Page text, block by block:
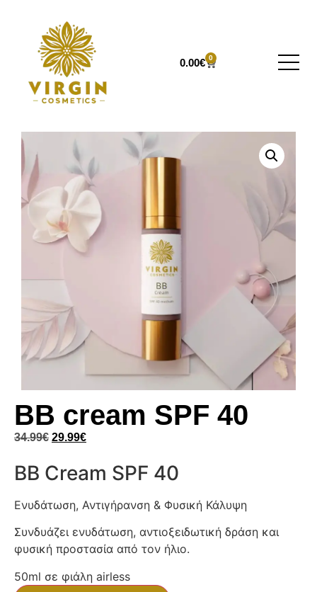
0.00€ 0
BB cream SPF 40
34.99€ 29.99€
BB Cream SPF 40
Ενυδάτωση, Αντιγήρανση & Φυσική Κάλυψη
Συνδυάζει ενυδάτωση, αντιοξειδωτική δράση και
φυσική προστασία από τον ήλιο.
50ml σε φιάλη airless